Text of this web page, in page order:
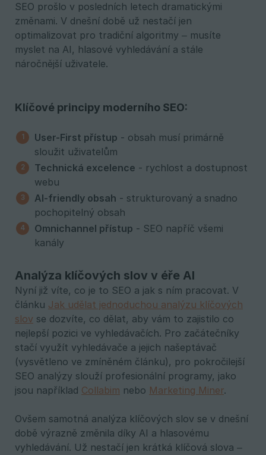
SEO prošlo v posledních letech dramatickými
změnami. V dnešní době už nestačí jen
optimalizovat pro tradiční algoritmy – musíte
myslet na AI, hlasové vyhledávání a stále
náročnější uživatele.
Klíčové principy moderního SEO:
User-First přístup - obsah musí primárně
sloužit uživatelům
Technická excelence - rychlost a dostupnost
webu
AI-friendly obsah - strukturovaný a snadno
pochopitelný obsah
Omnichannel přístup - SEO napříč všemi
kanály
Analýza klíčových slov v éře AI
Nyní již víte, co je to SEO a jak s ním pracovat. V
článku Jak udělat jednoduchou analýzu klíčových
slov se dozvíte, co dělat, aby vám to zajistilo co
nejlepší pozici ve vyhledávačích. Pro začátečníky
stačí využít vyhledávače a jejich našeptávač
(vysvětleno ve zmíněném článku), pro pokročilejší
SEO analýzy slouží profesionální programy, jako
jsou například Collabim nebo Marketing Miner.
Ovšem samotná analýza klíčových slov se v dnešní
době výrazně změnila díky AI a hlasovému
vyhledávání. Už nestačí jen krátká klíčová slova –